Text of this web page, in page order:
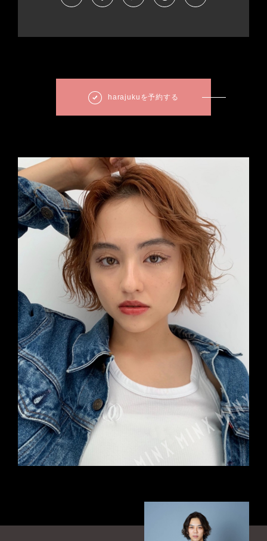
harajukuを予約する